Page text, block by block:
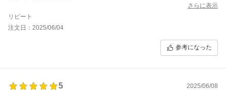
さらに表示
リピート
注文日：2025/06/04
参考になった
5
2025/06/08